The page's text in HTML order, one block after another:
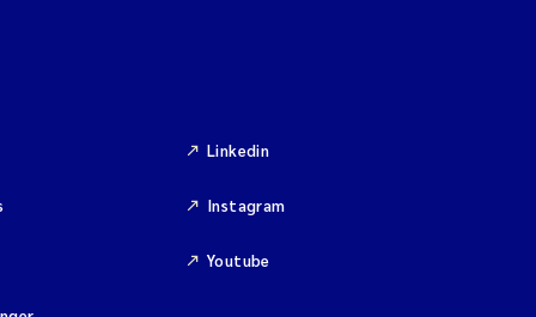
Linkedin
Instagram
Youtube